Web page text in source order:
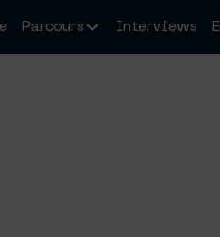
Parcours Interviews